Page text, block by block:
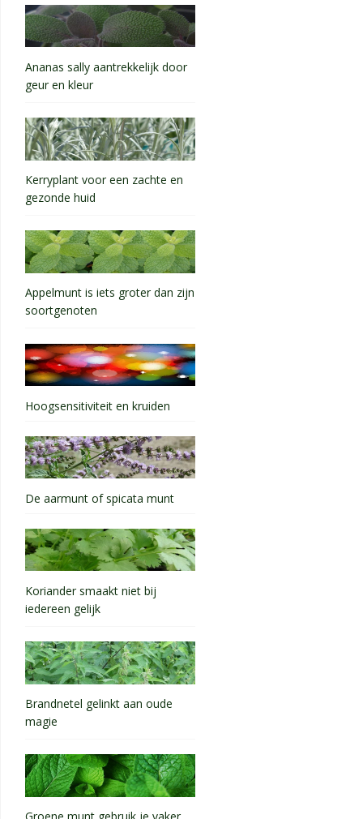
Ananas sally aantrekkelijk door
geur en kleur
Kerryplant voor een zachte en
gezonde huid
Appelmunt is iets groter dan zijn
soortgenoten
Hoogsensitiviteit en kruiden
De aarmunt of spicata munt
Koriander smaakt niet bij
iedereen gelijk
Brandnetel gelinkt aan oude
magie